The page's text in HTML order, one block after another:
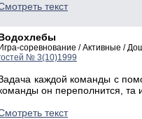
текст
Игра-соревнование / Активные /
№ 3(10)1999
каждой команды с
он переполнится, та
текст